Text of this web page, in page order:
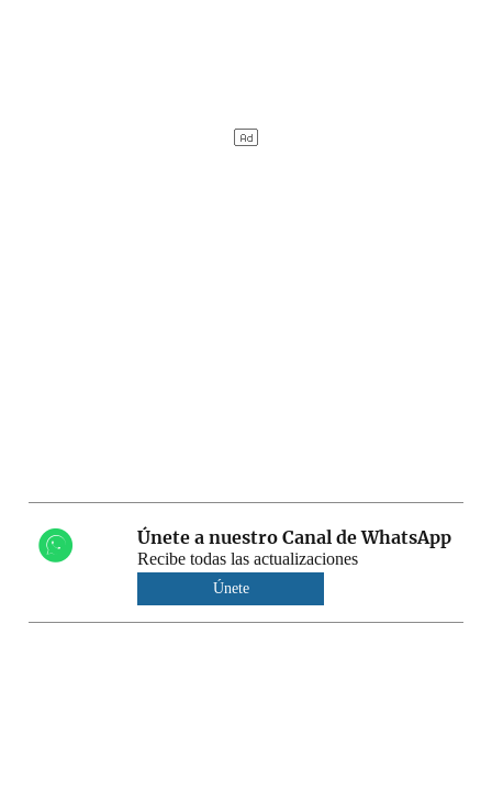
Únete a nuestro Canal de WhatsApp
Recibe todas las actualizaciones
Únete